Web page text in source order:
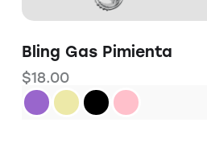
Bling Gas Pimienta
$18.00